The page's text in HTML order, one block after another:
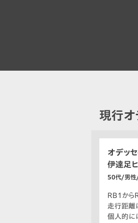
現行オ
オデッ
伊達足
50代/男
RB1から
走行距離
個人的に